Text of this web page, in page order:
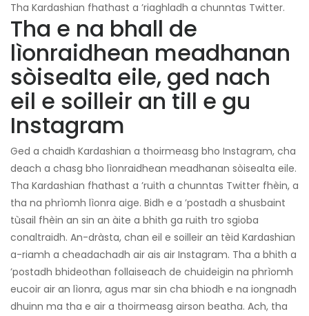
Tha Kardashian fhathast a ’riaghladh a chunntas Twitter.
Tha e na bhall de
lìonraidhean meadhanan
sòisealta eile, ged nach
eil e soilleir an till e gu
Instagram
Ged a chaidh Kardashian a thoirmeasg bho Instagram, cha
deach a chasg bho lìonraidhean meadhanan sòisealta eile.
Tha Kardashian fhathast a ’ruith a chunntas Twitter fhèin, a
tha na phrìomh lìonra aige. Bidh e a ’postadh a shusbaint
tùsail fhèin an sin an àite a bhith ga ruith tro sgioba
conaltraidh. An-dràsta, chan eil e soilleir an tèid Kardashian
a-riamh a cheadachadh air ais air Instagram. Tha a bhith a
’postadh bhideothan follaiseach de chuideigin na phrìomh
eucoir air an lìonra, agus mar sin cha bhiodh e na iongnadh
dhuinn ma tha e air a thoirmeasg airson beatha. Ach, tha